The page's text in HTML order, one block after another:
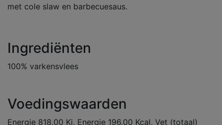
met cole slaw en barbecuesaus.
Ingrediënten
100% varkensvlees
Voedingswaarden
Energie 818.00 Kj, Energie 196.00 Kcal, Vet (totaal)